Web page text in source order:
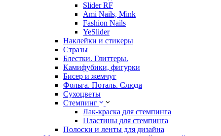
Slider RF
Ami Nails, Mink
Fashion Nails
YeSlider
Наклейки и стикеры
Стразы
Блестки. Глиттеры.
Камифубики, фигурки
Бисер и жемчуг
Фольга. Поталь. Слюда
Сухоцветы
Стемпинг
Лак-краска для стемпинга
Пластины для стемпинга
Полоски и ленты для дизайна